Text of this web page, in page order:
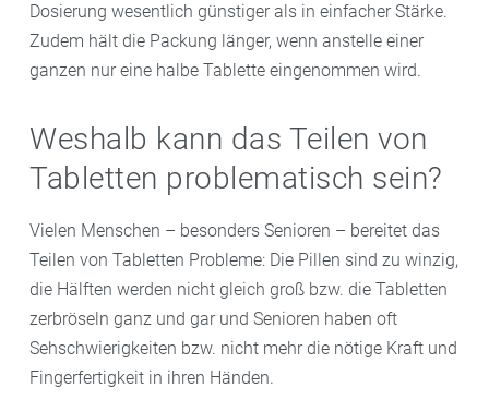
Dosierung wesentlich günstiger als in einfacher Stärke.
Zudem hält die Packung länger, wenn anstelle einer
ganzen nur eine halbe Tablette eingenommen wird.
Weshalb kann das Teilen von
Tabletten problematisch sein?
Vielen Menschen – besonders Senioren – bereitet das
Teilen von Tabletten Probleme: Die Pillen sind zu winzig,
die Hälften werden nicht gleich groß bzw. die Tabletten
zerbröseln ganz und gar und Senioren haben oft
Sehschwierigkeiten bzw. nicht mehr die nötige Kraft und
Fingerfertigkeit in ihren Händen.